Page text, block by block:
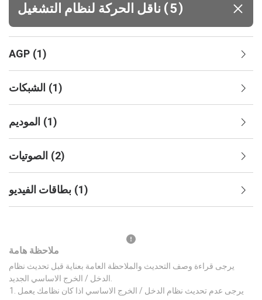
(5)
AGP (1)
الشبكات (1)
الموديم (1)
الصوتيات (2)
بطاقات الفيديو (1)
ملاحظة هامة
يرجى قراءة وصف التحديث والملاحظة العامة بعناية قبل تحديث نظام
يرجى عدم تحديث نظام الدخل / الخرج الاساسي اذا كان نظامك يعمل